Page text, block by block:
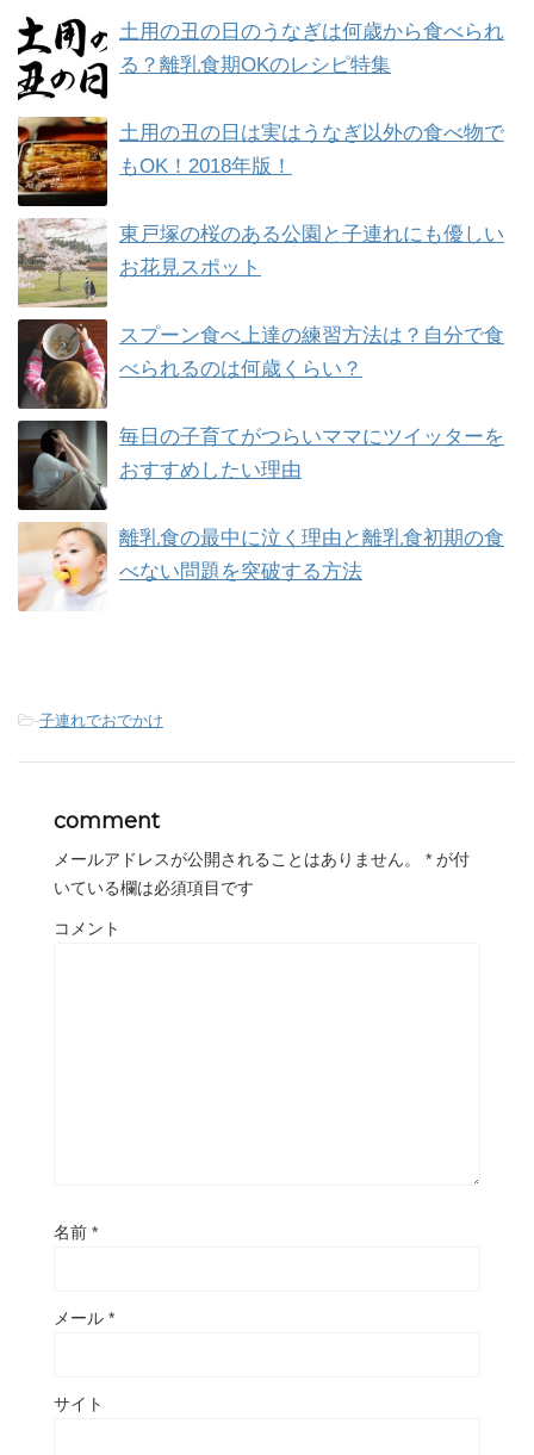
土用の丑の日のうなぎは何歳から食べられ
る？離乳食期OKのレシピ特集
土用の丑の日は実はうなぎ以外の食べ物で
もOK！2018年版！
東戸塚の桜のある公園と子連れにも優しい
お花見スポット
スプーン食べ上達の練習方法は？自分で食
べられるのは何歳くらい？
毎日の子育てがつらいママにツイッターを
おすすめしたい理由
離乳食の最中に泣く理由と離乳食初期の食
べない問題を突破する方法
-子連れでおでかけ
comment
メールアドレスが公開されることはありません。 * が付
いている欄は必須項目です
コメント
名前 *
メール *
サイト